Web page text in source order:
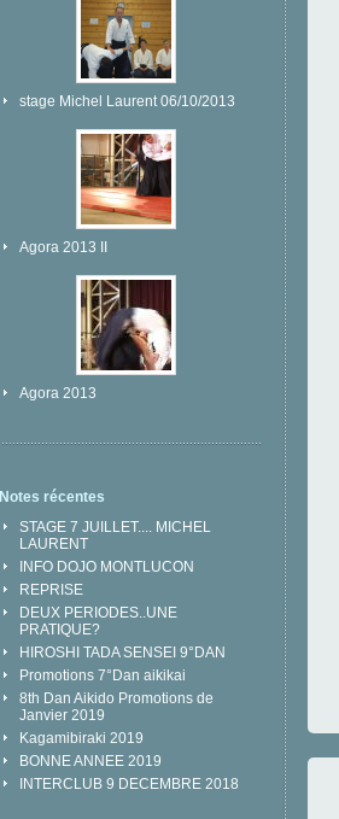
stage Michel Laurent 06/10/2013
Agora 2013 II
Agora 2013
Notes récentes
STAGE 7 JUILLET.... MICHEL
LAURENT
INFO DOJO MONTLUCON
REPRISE
DEUX PERIODES..UNE
PRATIQUE?
HIROSHI TADA SENSEI 9°DAN
Promotions 7°Dan aikikai
8th Dan Aikido Promotions de
Janvier 2019
Kagamibiraki 2019
BONNE ANNEE 2019
INTERCLUB 9 DECEMBRE 2018